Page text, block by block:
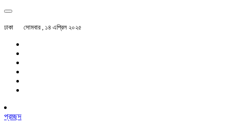
ঢাকা সোমবার , ১৪ এপ্রিল ২০২৫
প্রচ্ছদ